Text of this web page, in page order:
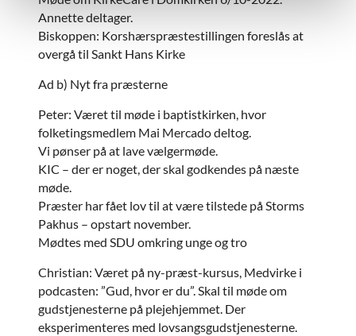
Annette deltager.
Biskoppen: Korshærspræstestillingen foreslås at
overgå til Sankt Hans Kirke
Ad b) Nyt fra præsterne
Peter: Været til møde i baptistkirken, hvor
folketingsmedlem Mai Mercado deltog.
Vi pønser på at lave vælgermøde.
KIC – der er noget, der skal godkendes på næste
møde.
Præster har fået lov til at være tilstede på Storms
Pakhus – opstart november.
Mødtes med SDU omkring unge og tro
Christian: Været på ny-præst-kursus, Medvirke i
podcasten: ”Gud, hvor er du”. Skal til møde om
gudstjenesterne på plejehjemmet. Der
eksperimenteres med lovsangsgudstjenesterne.